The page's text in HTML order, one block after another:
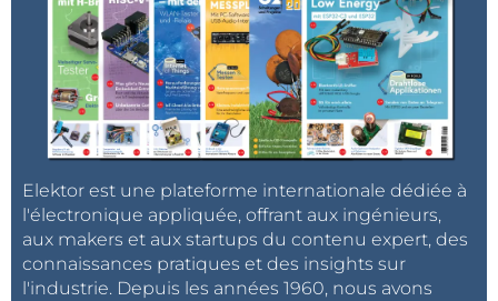
Elektor est une plateforme internationale dédiée à
l'électronique appliquée, offrant aux ingénieurs,
aux makers et aux startups du contenu expert, des
connaissances pratiques et des insights sur
l'industrie. Depuis les années 1960, nous avons